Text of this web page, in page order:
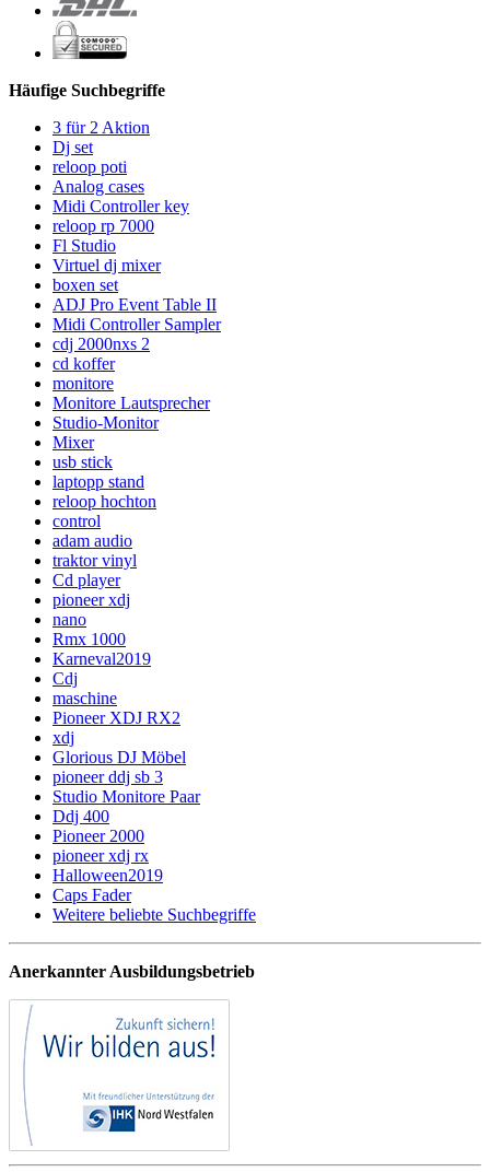
Häufige Suchbegriffe
3 für 2 Aktion
Dj set
reloop poti
Analog cases
Midi Controller key
reloop rp 7000
Fl Studio
Virtuel dj mixer
boxen set
ADJ Pro Event Table II
Midi Controller Sampler
cdj 2000nxs 2
cd koffer
monitore
Monitore Lautsprecher
Studio-Monitor
Mixer
usb stick
laptopp stand
reloop hochton
control
adam audio
traktor vinyl
Cd player
pioneer xdj
nano
Rmx 1000
Karneval2019
Cdj
maschine
Pioneer XDJ RX2
xdj
Glorious DJ Möbel
pioneer ddj sb 3
Studio Monitore Paar
Ddj 400
Pioneer 2000
pioneer xdj rx
Halloween2019
Caps Fader
Weitere beliebte Suchbegriffe
Anerkannter Ausbildungsbetrieb